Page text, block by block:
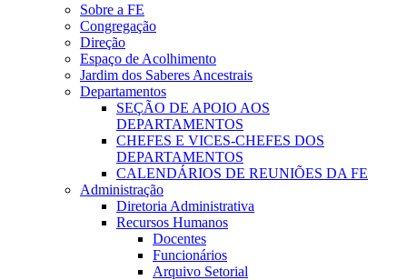
Sobre a FE
Congregação
Direção
Espaço de Acolhimento
Jardim dos Saberes Ancestrais
Departamentos
SEÇÃO DE APOIO AOS
DEPARTAMENTOS
CHEFES E VICES-CHEFES DOS
DEPARTAMENTOS
CALENDÁRIOS DE REUNIÕES DA FE
Administração
Diretoria Administrativa
Recursos Humanos
Docentes
Funcionários
Arquivo Setorial